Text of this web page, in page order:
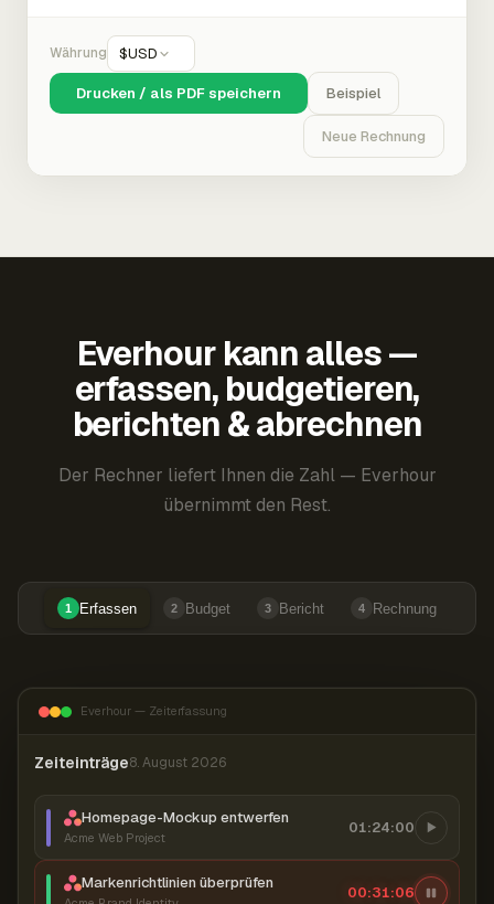
Währung $USD
Drucken / als PDF speichern Beispiel
Neue Rechnung
Everhour kann alles —
erfassen, budgetieren,
berichten & abrechnen
Der Rechner liefert Ihnen die Zahl — Everhour
übernimmt den Rest.
1 Erfassen 2 Budget 3 Bericht 4 Rechnung
Everhour — Zeiterfassung
Zeiteinträge8. August 2026
Homepage-Mockup entwerfen
Acme Web Project
01:24:00
Markenrichtlinien überprüfen 00:31:07